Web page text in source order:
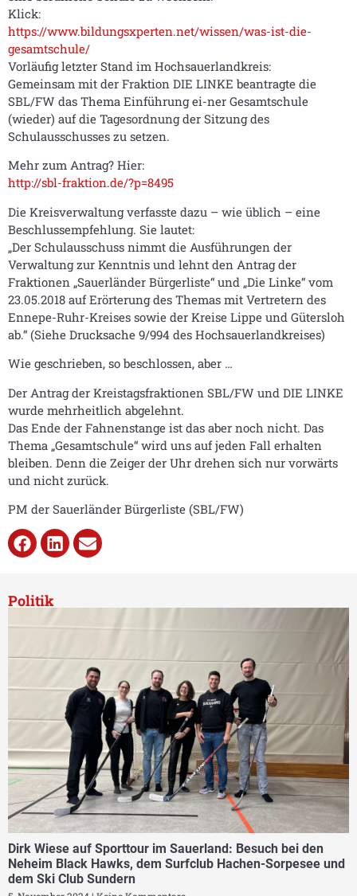
Klick:
https://www.bildungsxperten.net/wissen/was-ist-die-
gesamtschule/
Vorläufig letzter Stand im Hochsauerlandkreis:
Gemeinsam mit der Fraktion DIE LINKE beantragte die
SBL/FW das Thema Einführung ei-ner Gesamtschule
(wieder) auf die Tagesordnung der Sitzung des
Schulausschusses zu setzen.
Mehr zum Antrag? Hier:
http://sbl-fraktion.de/?p=8495
Die Kreisverwaltung verfasste dazu – wie üblich – eine
Beschlussempfehlung. Sie lautet:
„Der Schulausschuss nimmt die Ausführungen der
Verwaltung zur Kenntnis und lehnt den Antrag der
Fraktionen „Sauerländer Bürgerliste“ und „Die Linke“ vom
23.05.2018 auf Erörterung des Themas mit Vertretern des
Ennepe-Ruhr-Kreises sowie der Kreise Lippe und Gütersloh
ab.“ (Siehe Drucksache 9/994 des Hochsauerlandkreises)
Wie geschrieben, so beschlossen, aber …
Der Antrag der Kreistagsfraktionen SBL/FW und DIE LINKE
wurde mehrheitlich abgelehnt.
Das Ende der Fahnenstange ist das aber noch nicht. Das
Thema „Gesamtschule“ wird uns auf jeden Fall erhalten
bleiben. Denn die Zeiger der Uhr drehen sich nur vorwärts
und nicht zurück.
PM der Sauerländer Bürgerliste (SBL/FW)
Politik
Dirk Wiese auf Sporttour im Sauerland: Besuch bei den
Neheim Black Hawks, dem Surfclub Hachen-Sorpesee und
dem Ski Club Sundern